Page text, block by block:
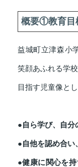
概要①教育目
益城町立津森小
笑顔あふれる学校
目指す児童像と
●自ら学び、自分
●自他を認め合い
●健康に関心を